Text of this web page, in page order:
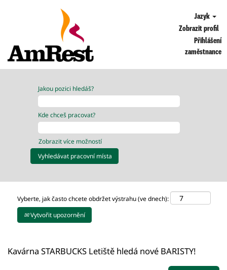
Jazyk
Zobrazit profil
Přihlášení
zaměstnance
Jakou pozici hledáš?
Kde chceš pracovat?
Zobrazit více možností
Vyberte, jak často chcete obdržet výstrahu (ve dnech):
Vytvořit upozornění
Kavárna STARBUCKS Letiště hledá nové BARISTY!